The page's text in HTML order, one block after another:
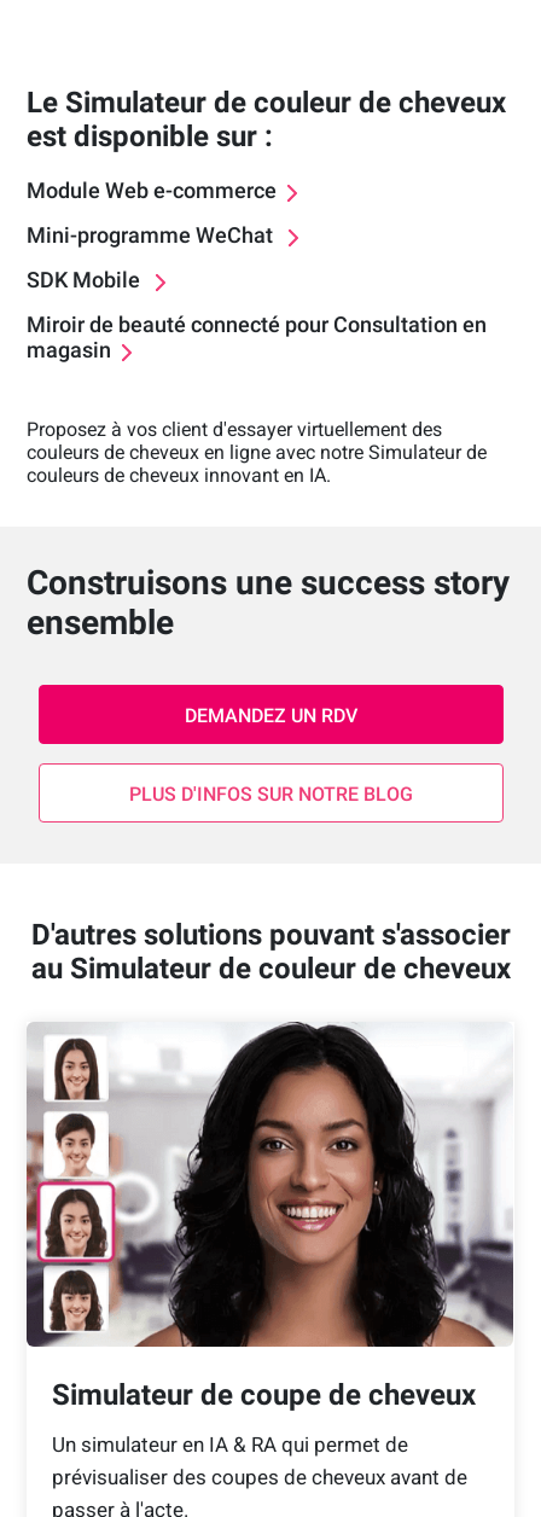
Le Simulateur de couleur de cheveux
est disponible sur :
Module Web e-commerce
Mini-programme WeChat
SDK Mobile
Miroir de beauté connecté pour Consultation en
magasin
Proposez à vos client d'essayer virtuellement des
couleurs de cheveux en ligne avec notre Simulateur de
couleurs de cheveux innovant en IA.
Construisons une success story
ensemble
DEMANDEZ UN RDV
PLUS D'INFOS SUR NOTRE BLOG
D'autres solutions pouvant s'associer
au Simulateur de couleur de cheveux
Simulateur de coupe de cheveux
Un simulateur en IA & RA qui permet de
prévisualiser des coupes de cheveux avant de
passer à l'acte.